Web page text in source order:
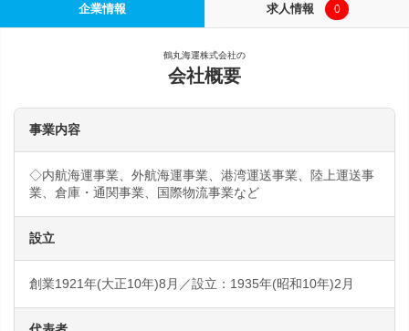
企業情報 求人情報 0
鶴丸海運株式会社の
会社概要
事業内容
◇内航海運事業、外航海運事業、港湾運送事業、陸上運送事
業、倉庫・通関事業、国際物流事業など
設立
創業1921年(大正10年)8月／設立：1935年(昭和10年)2月